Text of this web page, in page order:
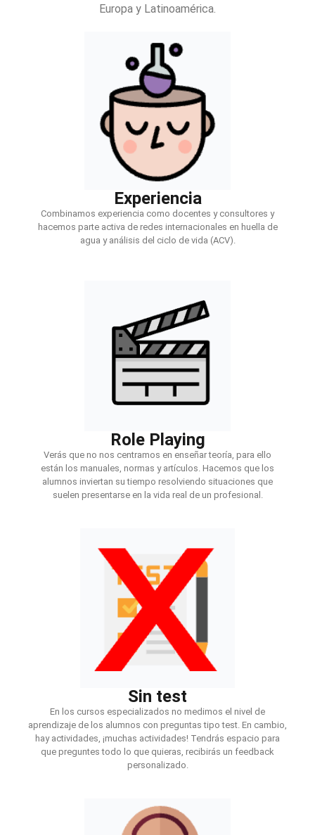
Europa y Latinoamérica.
Experiencia
Combinamos experiencia como docentes y consultores y
hacemos parte activa de redes internacionales en huella de
agua y análisis del ciclo de vida (ACV).
Role Playing
Verás que no nos centramos en enseñar teoría, para ello
están los manuales, normas y artículos. Hacemos que los
alumnos inviertan su tiempo resolviendo situaciones que
suelen presentarse en la vida real de un profesional.
Sin test
En los cursos especializados no medimos el nivel de
aprendizaje de los alumnos con preguntas tipo test. En cambio,
hay actividades, ¡muchas actividades! Tendrás espacio para
que preguntes todo lo que quieras, recibirás un feedback
personalizado.